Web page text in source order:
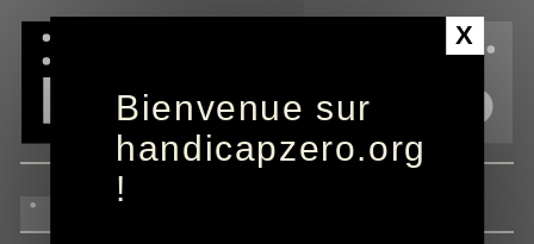
X
Bienvenue sur
handicapzero.org
!